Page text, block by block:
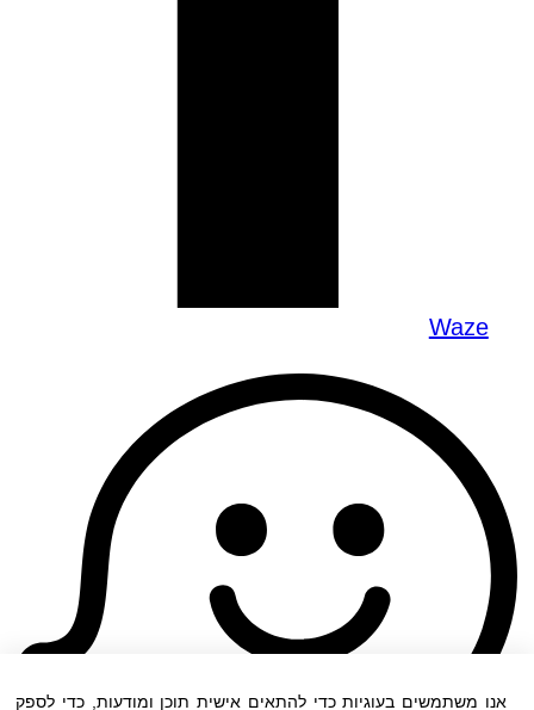
Waze
אנו משתמשים בעוגיות כדי להתאים אישית תוכן ומודעות, כדי לספק